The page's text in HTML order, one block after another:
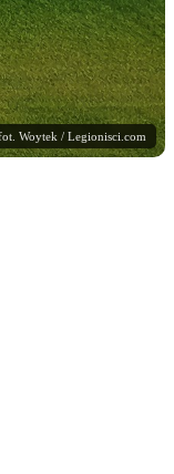
Woytek / Legionisci.com